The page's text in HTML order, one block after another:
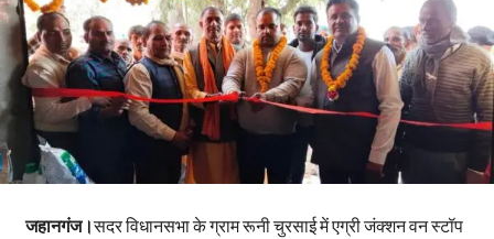
जहानगंज।सदर विधानसभा के ग्राम रूनी चुरसाई में एग्री जंक्शन वन स्टॉप